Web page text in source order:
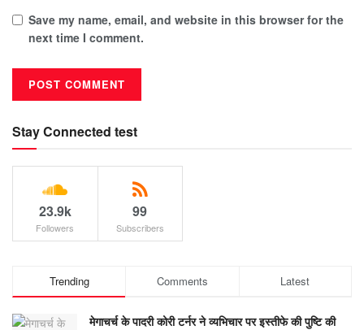
Save my name, email, and website in this browser for the
next time I comment.
Stay Connected test
23.9k
Followers
99
Subscribers
Trending Comments Latest
मेगाचर्च के पादरी कोरी टर्नर ने व्यभिचार पर इस्तीफे की पुष्टि की